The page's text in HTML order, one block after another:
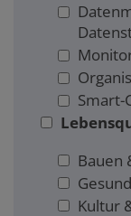
Smart-
Bauen
Kultur